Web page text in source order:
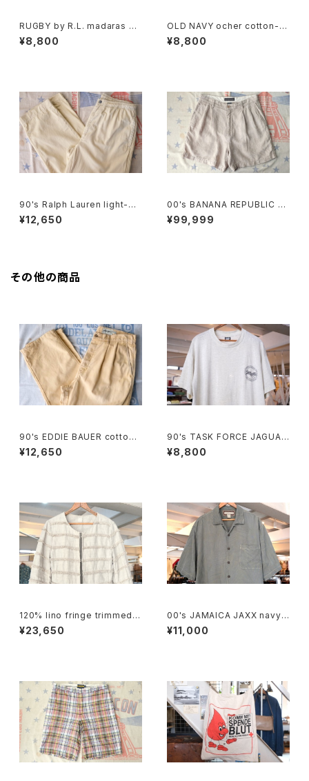
RUGBY by R.L. madaras pl
aid cotton Shorts
¥8,800
OLD NAVY ocher cotton-t
will cargo Shorts
¥8,800
90's Ralph Lauren light-be
ige cotton easy Pants
¥12,650
00's BANANA REPUBLIC sa
nd-beige linen Shorts
¥99,999
その他の商品
90's EDDIE BAUER cotton-
duck 2-tuck Pants
¥12,650
90's TASK FORCE JAGUAR
printed Tee "Made in U.S.
A."
¥8,800
120% lino fringe trimmed c
ollarless Jacket
¥23,650
00's JAMAICA JAXX navy-
green jacquard silk Shirt
¥11,000